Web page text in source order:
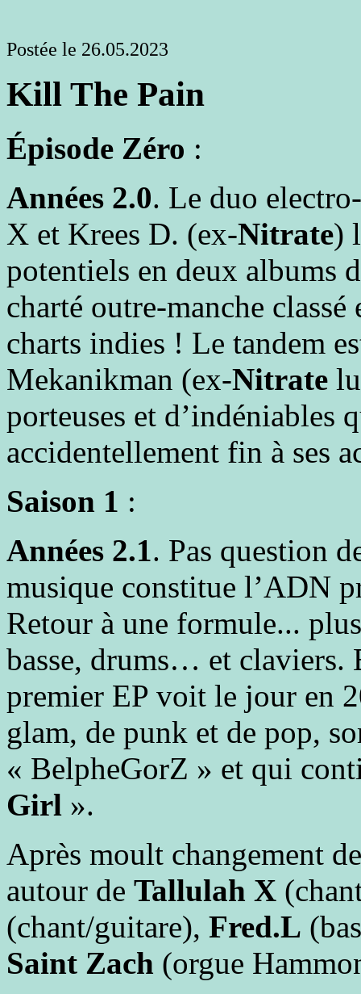
Postée le 26.05.2023
Kill The Pain
Épisode Zéro :
Années 2.0. Le duo
X et Krees D. (ex-Nitrate)
potentiels en deux albums
charté outre-manche
charts indies ! Le tandem
Mekanikman (ex-Nitrate
porteuses et d’indéniables
accidentellement fin à ses
Saison 1 :
Années 2.1. Pas question
musique constitue l’ADN
Retour à une formule...
basse, drums… et claviers.
premier EP voit le jour en
glam, de punk et de pop,
« BelpheGorZ » et qui
Girl ».
Après moult changement
autour de Tallulah X
(chant/guitare), Fred.L
Saint Zach (orgue